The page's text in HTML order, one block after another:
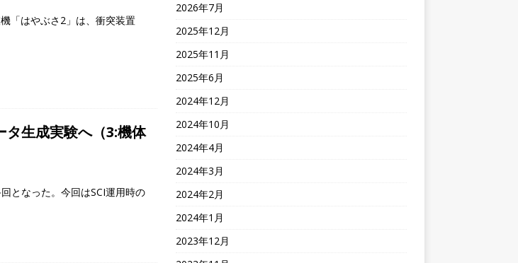
「はやぶさ2」は、衝突装置
タ生成実験へ（3:機体
となった。今回はSCI運用時の
2026年7月
2025年12月
2025年11月
2025年6月
2024年12月
2024年10月
2024年4月
2024年3月
2024年2月
2024年1月
2023年12月